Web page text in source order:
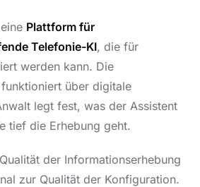
Plattform für
Telefonie-KI, die für
werden kann. Die
über digitale
legt fest, was der Assistent
tief die Erhebung geht.
der Informationserhebung
zur Qualität der Konfiguration.